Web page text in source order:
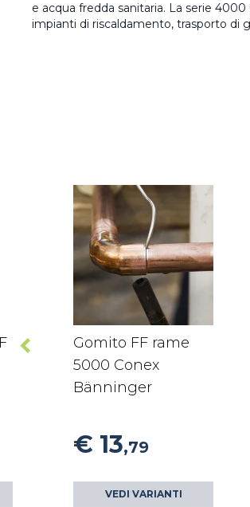
e acqua fredda sanitaria. La serie
impianti di riscaldamento, trasporto di
Gomito FF rame
5000 Conex
Bänninger
€ 13,79
VEDI VARIANTI